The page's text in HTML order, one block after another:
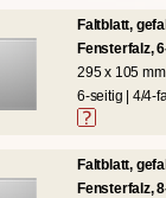
Faltblatt,
Fensterfalz,
295 x 105 mm
6-seitig | 4/4-
Faltblatt,
Fensterfalz,